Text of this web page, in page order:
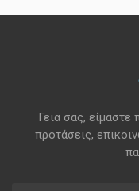
Γεια σας, είμαστε
προτάσεις,